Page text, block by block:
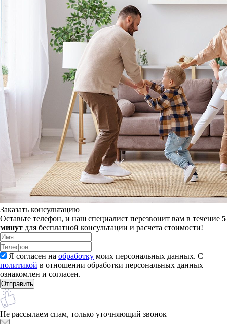
Заказать консультацию
Оставьте телефон, и наш специалист перезвонит вам в течение 5
минут для бесплатной консультации и расчета стоимости!
Я согласен на обработку моих персональных данных. С
политикой в отношении обработки персональных данных
ознакомлен и согласен.
Не рассылаем спам, только уточняющий звонок